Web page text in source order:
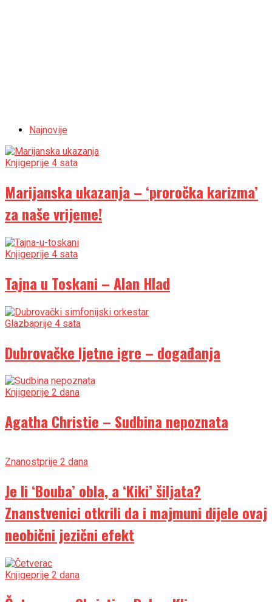
Najnovije
Knjigeprije 4 sata
Marijanska ukazanja – ‘proročka karizma’
za naše vrijeme!
Knjigeprije 4 sata
Tajna u Toskani – Alan Hlad
Glazbaprije 4 sata
Dubrovačke ljetne igre – događanja
Knjigeprije 2 dana
Agatha Christie – Sudbina nepoznata
Znanostprije 2 dana
Je li ‘Bouba’ obla, a ‘Kiki’ šiljata?
Znanstvenici otkrili da i majmuni dijele ovaj
neobični jezični efekt
Knjigeprije 2 dana